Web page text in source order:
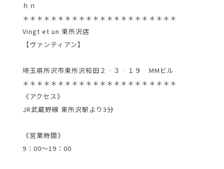
ｈｎ
＊＊＊＊＊＊＊＊＊＊＊＊＊＊＊＊＊＊＊＊＊＊
Vingt et un 東所沢店
【ヴァンティアン】
埼玉県所沢市東所沢和田２‐３‐１９ MMビル
＊＊＊＊＊＊＊＊＊＊＊＊＊＊＊＊＊＊＊＊＊＊
《アクセス》
JR武蔵野線 東所沢駅より3分
《営業時間》
9：00～19：00